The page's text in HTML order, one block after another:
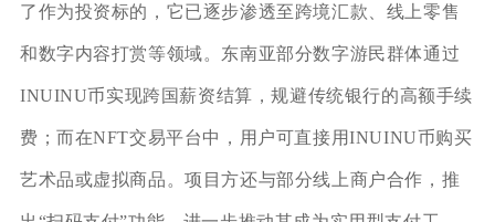
了作为投资标的，它已逐步渗透至跨境汇款、线上零售
和数字内容打赏等领域。东南亚部分数字游民群体通过
INUINU币实现跨国薪资结算，规避传统银行的高额手续
费；而在NFT交易平台中，用户可直接用INUINU币购买
艺术品或虚拟商品。项目方还与部分线上商户合作，推